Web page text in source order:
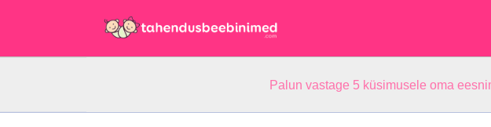
Palun vastage 5 küsimusele oma